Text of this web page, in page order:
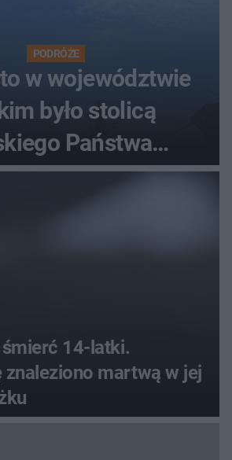
PODRÓŻE
w województwie
było stolicą
Państwa
Dziś zna je
pielgrzym
14-latki.
znaleziono martwą w jej